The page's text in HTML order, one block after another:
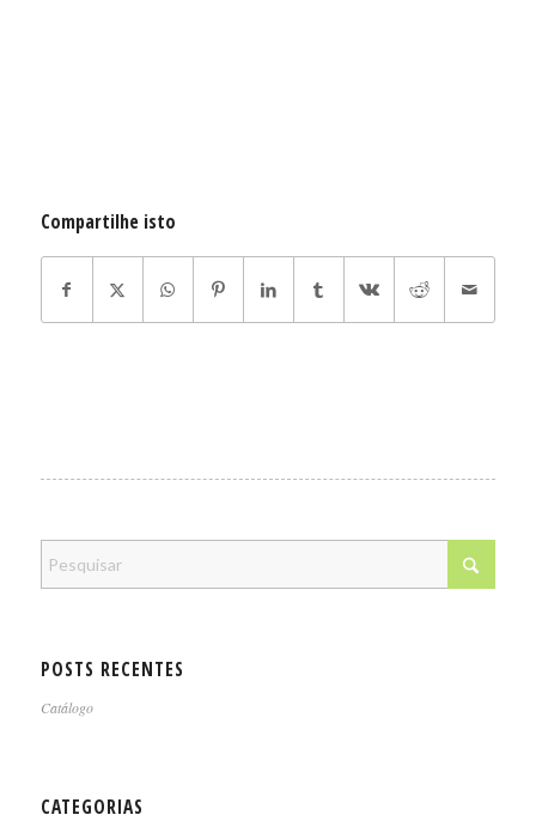
Compartilhe isto
POSTS RECENTES
Catálogo
CATEGORIAS